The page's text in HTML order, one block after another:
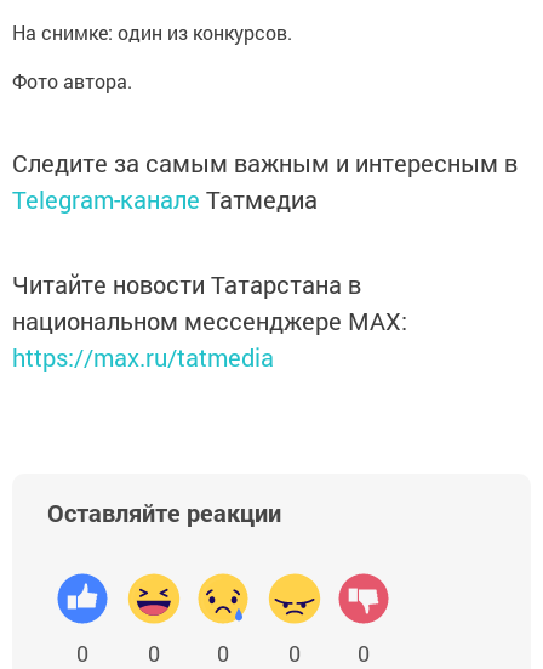
На снимке: один из конкурсов.
Фото автора.
Следите за самым важным и интересным в
Telegram-канале Татмедиа
Читайте новости Татарстана в
национальном мессенджере MАХ:
https://max.ru/tatmedia
Оставляйте реакции
0 0 0 0 0